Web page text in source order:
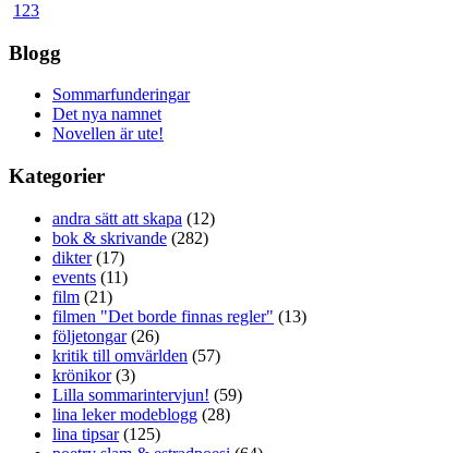
1 23
Blogg
Sommarfunderingar
Det nya namnet
Novellen är ute!
Kategorier
andra sätt att skapa (12)
bok & skrivande (282)
dikter(17)
events (11)
film (21)
filmen "Det borde finnas regler" (13)
följetongar(26)
kritik till omvärlden (57)
krönikor(3)
Lilla sommarintervjun! (59)
lina leker modeblogg (28)
lina tipsar(125)